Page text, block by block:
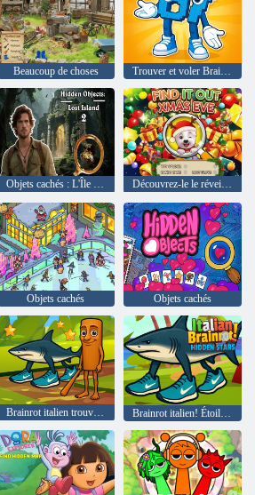
Beaucoup de choses Trouver et voler Brainrot
Objets cachés : L'Île Perdue 2 Découvrez-le le réveillon de Noël
Objets cachés Objets cachés
Brainrot italien trouve les étoiles Brainrot italien! Étoiles cachées